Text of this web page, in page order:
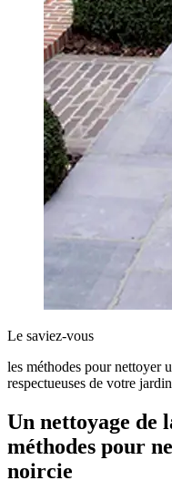
Le saviez-vous
les méthodes pour nettoyer
respectueuses de votre
Un nettoyage de
méthodes pour
noircie